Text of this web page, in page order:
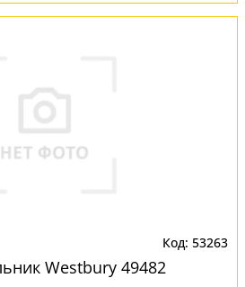
53263
Westbury 49482